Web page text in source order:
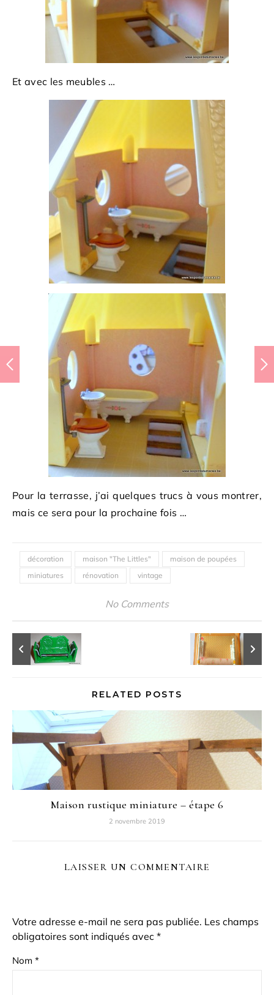
Et avec les meubles …
Pour la terrasse, j’ai quelques trucs à vous montrer,
mais ce sera pour la prochaine fois …
décoration maison "The Littles"
maison de poupées
miniatures
rénovation vintage
No Comments
RELATED POSTS
Maison rustique miniature – étape 6
2 novembre 2019
LAISSER UN COMMENTAIRE
Votre adresse e-mail ne sera pas publiée. Les champs
obligatoires sont indiqués avec *
Nom *